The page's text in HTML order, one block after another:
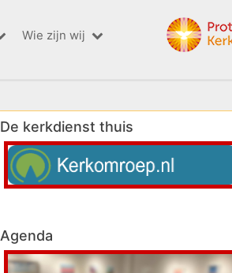
Wie zijn wij
De kerkdienst thuis
Agenda